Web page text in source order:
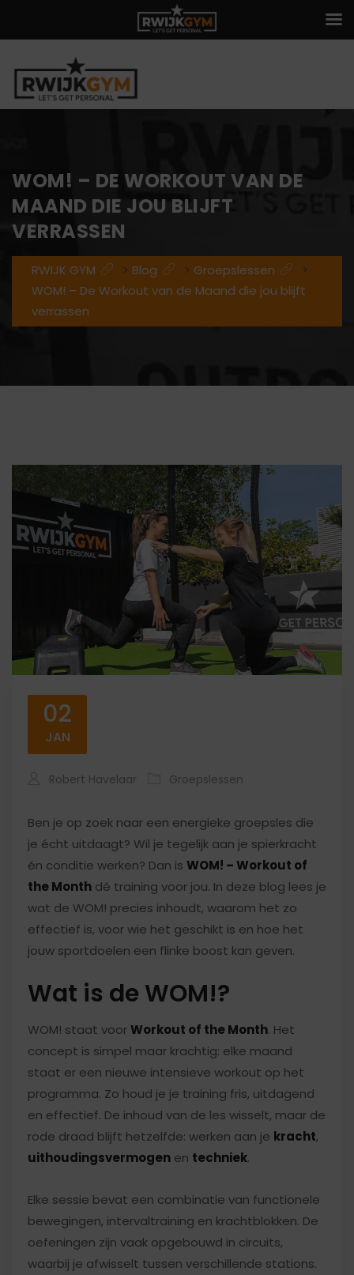
WOM! – DE WORKOUT VAN DE
MAAND DIE JOU BLIJFT
VERRASSEN
RWIJK GYM > Blog > Groepslessen
>
WOM! – De Workout van de Maand die jou blijft
verrassen
02
JAN
Robert Havelaar Groepslessen
Ben je op zoek naar een energieke groepsles die
je écht uitdaagt? Wil je tegelijk aan je spierkracht
én conditie werken? Dan is WOM! – Workout of
the Month dé training voor jou. In deze blog lees je
wat de WOM! precies inhoudt, waarom het zo
effectief is, voor wie het geschikt is en hoe het
jouw sportdoelen een flinke boost kan geven.
Wat is de WOM!?
WOM! staat voorWorkout of the Month. Het
concept is simpel maar krachtig: elke maand
staat er een nieuwe intensieve workout op het
programma. Zo houd je je training fris, uitdagend
en effectief. De inhoud van de les wisselt, maar de
rode draad blijft hetzelfde: werken aan je kracht,
uithoudingsvermogen en techniek.
Elke sessie bevat een combinatie van functionele
bewegingen, intervaltraining en krachtblokken. De
oefeningen zijn vaak opgebouwd in circuits,
waarbij je afwisselt tussen verschillende stations.